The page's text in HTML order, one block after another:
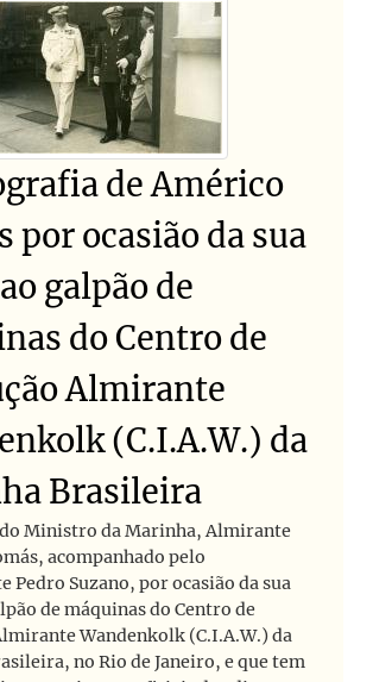
de Américo
por ocasião da sua
galpão de
do Centro de
Almirante
(C.I.A.W.) da
Brasileira
Ministro da Marinha, Almirante
acompanhado pelo
Pedro Suzano, por ocasião da sua
de máquinas do Centro de
Wandenkolk (C.I.A.W.) da
no Rio de Janeiro, e que tem